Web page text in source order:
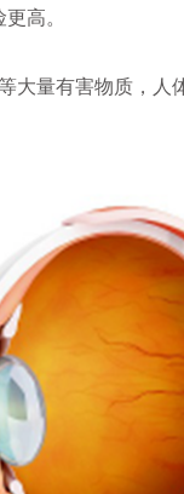
高。
量有害物质，人